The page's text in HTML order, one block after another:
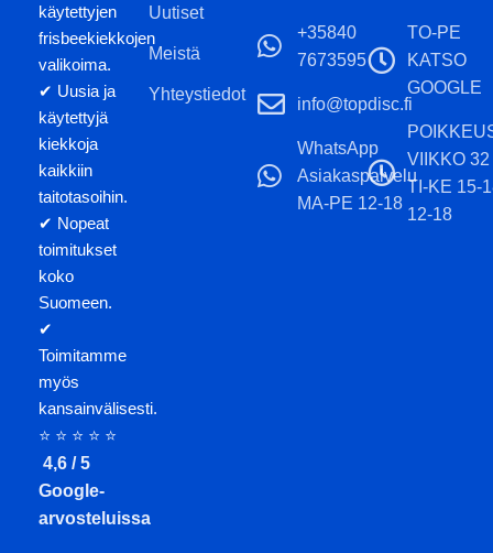
käytettyjen
frisbeekiekkojen
valikoima.
✔ Uusia ja
käytettyjä
kiekkoja
kaikkiin
taitotasoihin.
✔ Nopeat
toimitukset
koko
Suomeen.
✔
Toimitamme
myös
kansainvälisesti.
⭐ ⭐ ⭐ ⭐ ⭐
4,6 / 5
Google-
arvosteluissa
Uutiset
Meistä
Yhteystiedot
+35840
7673595
info@topdisc.fi
WhatsApp
Asiakaspalvelu
MA-PE 12-18
TO-PE
KATSO
GOOGLE
VIIKKO 32
TI-KE 15-
12-18